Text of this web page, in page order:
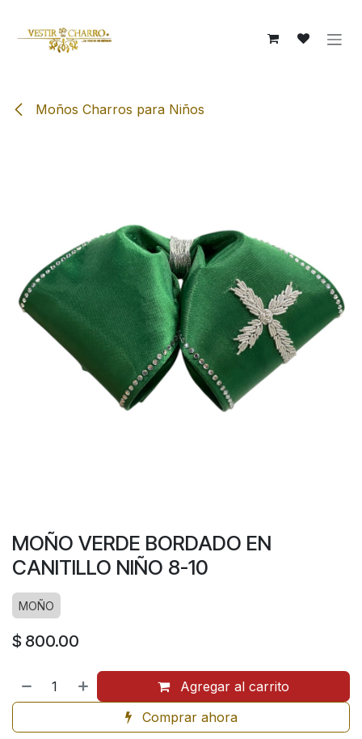
Moños Charros para Niños
MOÑO VERDE BORDADO EN
CANITILLO NIÑO 8-10
MOÑO
$ 800.00
Agregar al carrito
Comprar ahora